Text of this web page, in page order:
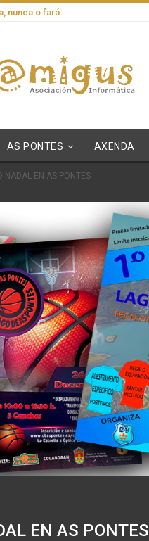
nunca o fará
AS PONTES AXENDA
NADAL EN AS PONTES
EN AS PONTES